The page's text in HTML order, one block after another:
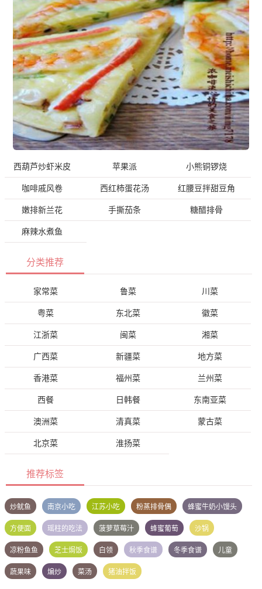
西葫芦炒虾米皮 苹果派 小熊铜锣烧
咖啡戚风卷 西红柿蛋花汤 红腰豆拌甜豆角
嫩排新兰花 手撕茄条 糖醋排骨
麻辣水煮鱼
分类推荐
家常菜 鲁菜 川菜
粤菜 东北菜 徽菜
江浙菜 闽菜 湘菜
广西菜 新疆菜 地方菜
香港菜 福州菜 兰州菜
西餐 日韩餐 东南亚菜
澳洲菜 清真菜 蒙古菜
北京菜 淮扬菜
推荐标签
炒鱿鱼 南京小吃 江苏小吃 粉蒸排骨偶 蜂蜜牛奶小馒头
方便面 瑶柱的吃法 菠萝草莓汁 蜂蜜葡萄 沙锅
凉粉鱼鱼 芝士焗饭 白领 秋季食谱 冬季食谱 儿童
蔬果味 煸炒 菜汤 猪油拌饭